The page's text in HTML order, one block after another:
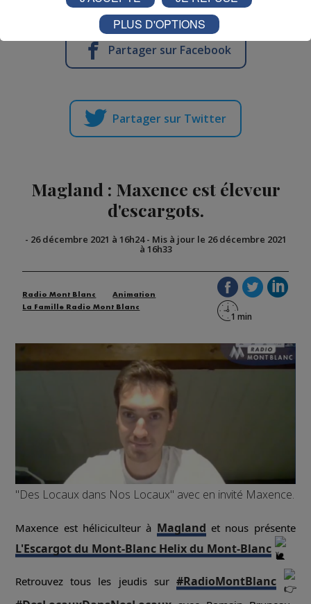
Partager sur Facebook
Partager sur Twitter
Magland : Maxence est éleveur
d'escargots.
- 26 décembre 2021 à 16h24- Mis à jour le 26 décembre 2021
à 16h33
Radio Mont Blanc
Animation
La Famille Radio Mont Blanc
"Des Locaux dans Nos Locaux" avec en invité Maxence.
Maxence est héliciculteur à Magland et nous présente
L'Escargot du Mont-Blanc Helix du Mont-Blanc
Retrouvez tous les jeudis sur #RadioMontBlanc
PLUS D'OPTIONS